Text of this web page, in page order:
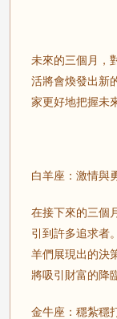
未來的三個月，
活將會煥發出新
家更好地把握未
白羊座：激情與
在接下來的三個
引到許多追求者
羊們展現出的決
將吸引財富的降
金牛座：穩紮穩